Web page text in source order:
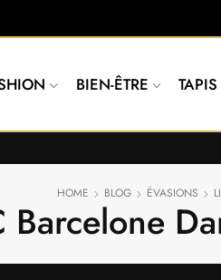
BIEN-ÊTRE
HOME BLOG ÉVASIONS